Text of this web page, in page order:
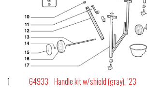
1 64933 Handle kit w/shield (gray), ’23